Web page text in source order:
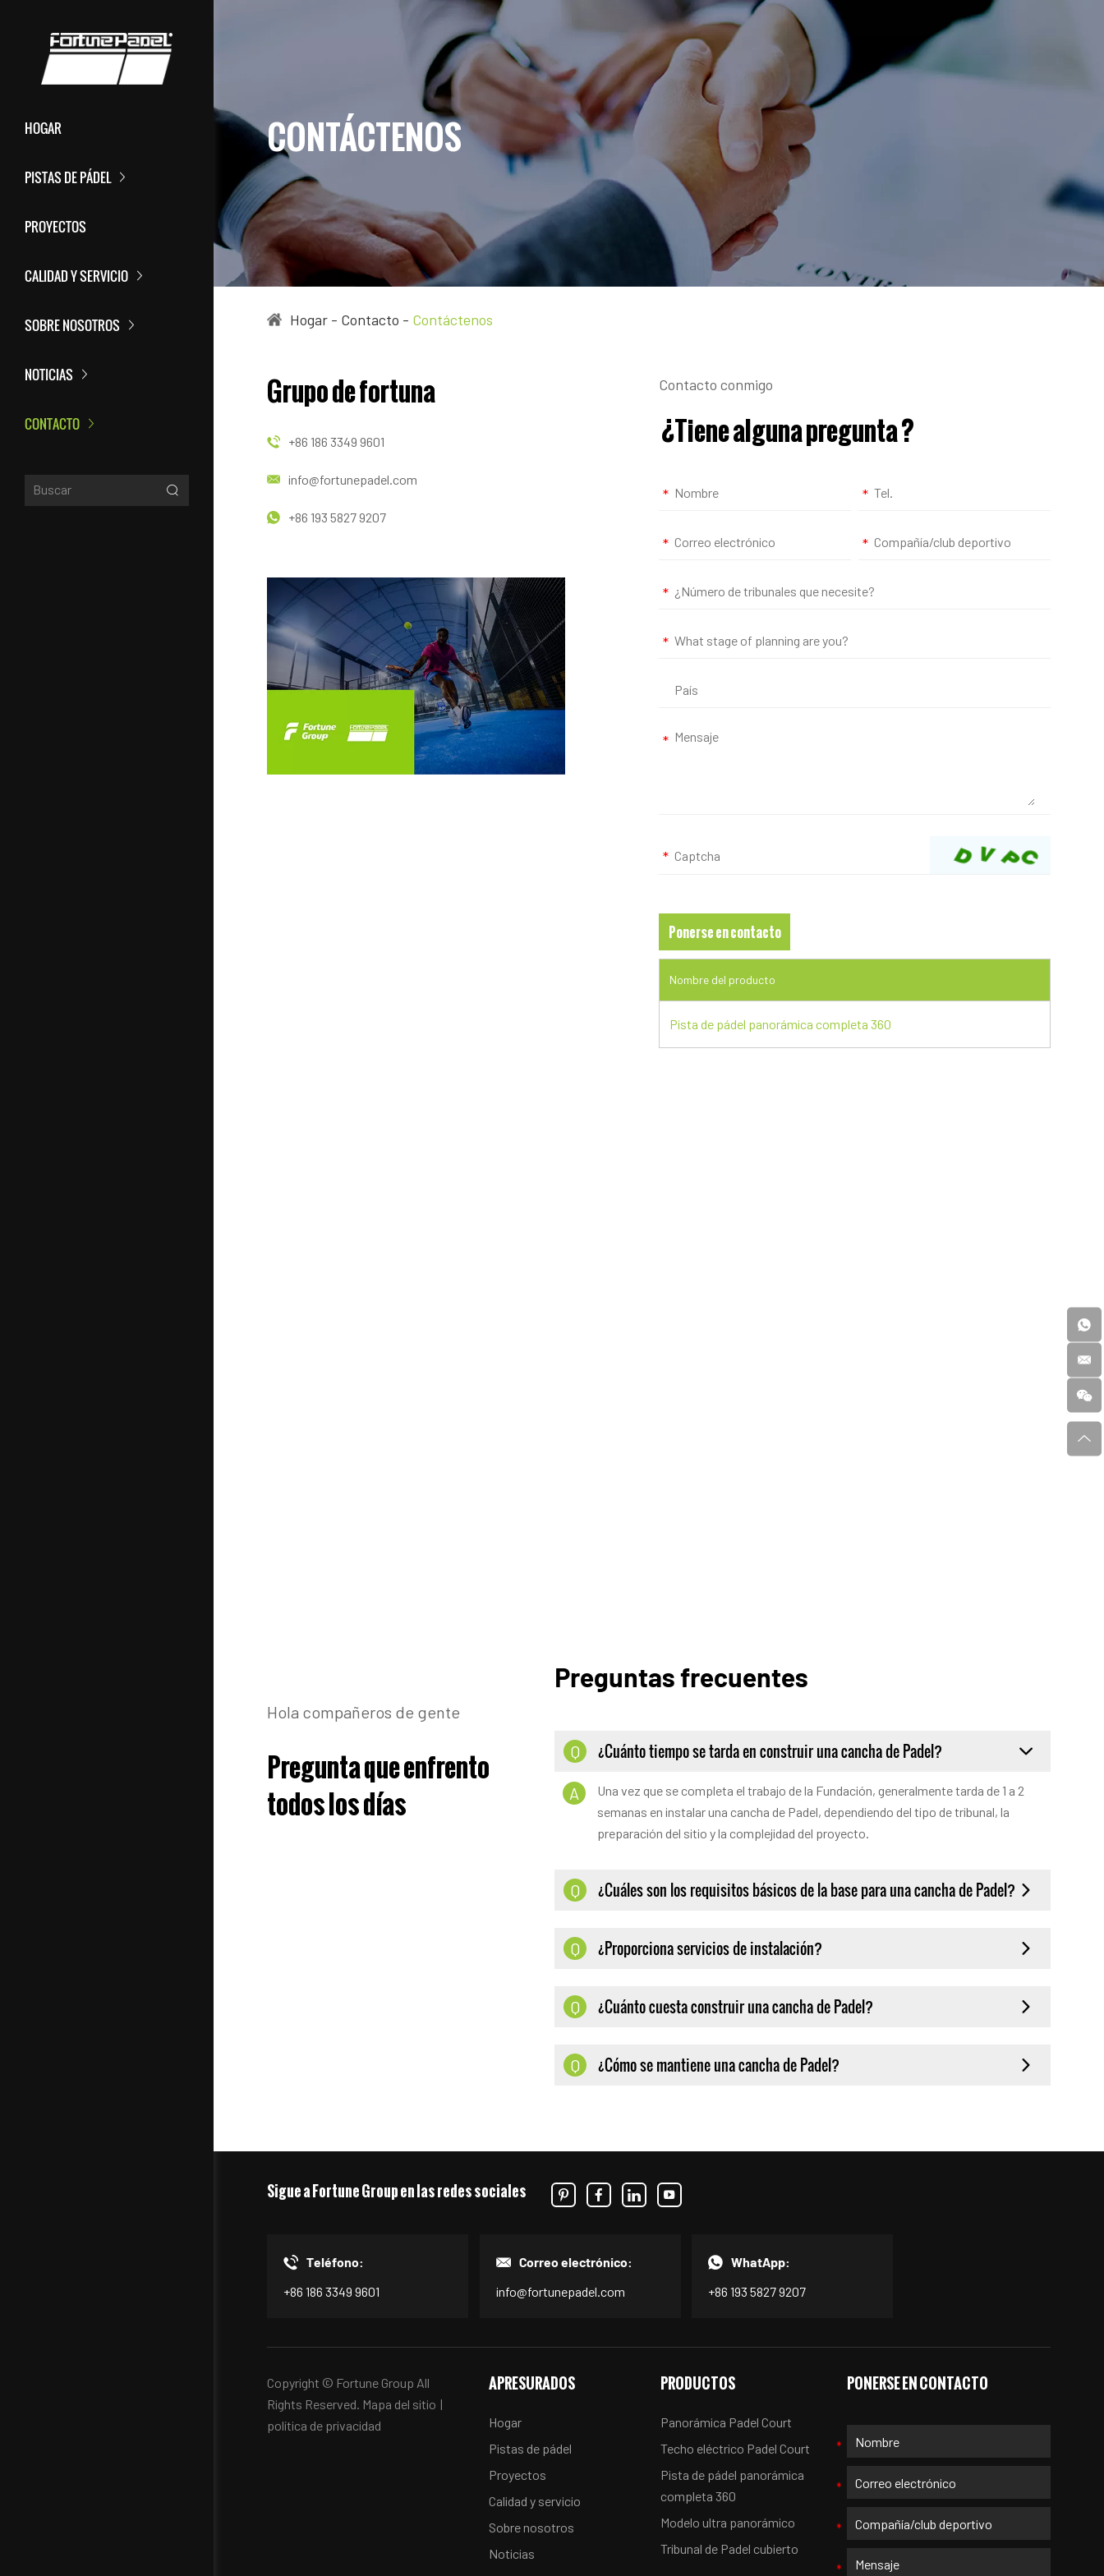
HOGAR
PISTAS DE PÁDEL
PROYECTOS
CALIDAD Y SERVICIO
SOBRE NOSOTROS
NOTICIAS
CONTACTO
CONTÁCTENOS
Hogar - Contacto - Contáctenos
Grupo de fortuna
+86 186 3349 9601
info@fortunepadel.com
+86 193 5827 9207
Contacto conmigo
¿Tiene alguna pregunta?
Nombre del producto
Pista de pádel panorámica completa 360
Hola compañeros de gente
Pregunta que enfrento
todos los días
Preguntas frecuentes
Q ¿Cuánto tiempo se tarda en construir una cancha de Padel?
A
Una vez que se completa el trabajo de la Fundación, generalmente tarda de 1 a 2
semanas en instalar una cancha de Padel, dependiendo del tipo de tribunal, la
preparación del sitio y la complejidad del proyecto.
Q ¿Cuáles son los requisitos básicos de la base para una cancha de Padel?
Q ¿Proporciona servicios de instalación?
Q ¿Cuánto cuesta construir una cancha de Padel?
Q ¿Cómo se mantiene una cancha de Padel?
Teléfono:
+86 186 3349 9601
Correo electrónico:
info@fortunepadel.com
WhatApp:
+86 193 5827 9207
Sigue a Fortune Group en las redes sociales
Copyright © Fortune Group All
Rights Reserved. Mapa del sitio |
política de privacidad
APRESURADOS
Hogar
Pistas de pádel
Proyectos
Calidad y servicio
Sobre nosotros
Noticias
PRODUCTOS
Panorámica Padel Court
Techo eléctrico Padel Court
Pista de pádel panorámica
completa 360
Modelo ultra panorámico
Tribunal de Padel cubierto
PONERSE EN CONTACTO